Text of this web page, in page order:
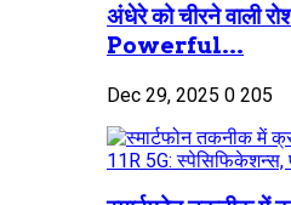
अंधेरे को चीरने
Powerful...
Dec 29, 2025 0 205